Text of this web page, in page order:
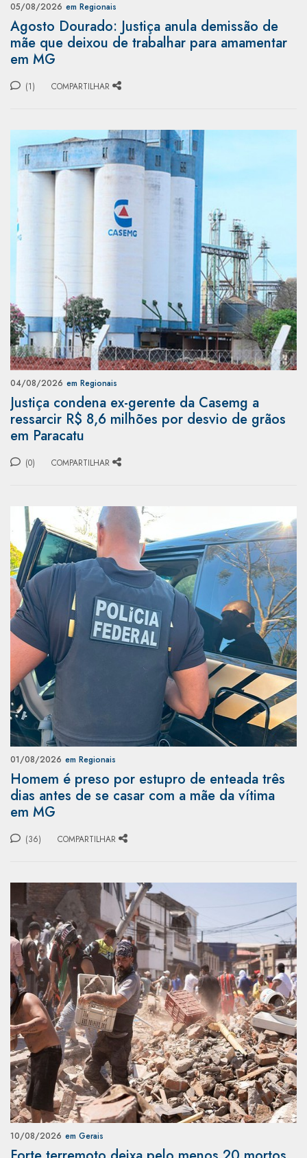
05/08/2026 em Regionais
Agosto Dourado: Justiça anula demissão de
mãe que deixou de trabalhar para amamentar
em MG
(1) COMPARTILHAR
04/08/2026 em Regionais
Justiça condena ex-gerente da Casemg a
ressarcir R$ 8,6 milhões por desvio de grãos
em Paracatu
(0) COMPARTILHAR
01/08/2026 em Regionais
Homem é preso por estupro de enteada três
dias antes de se casar com a mãe da vítima
em MG
(36) COMPARTILHAR
10/08/2026 em Gerais